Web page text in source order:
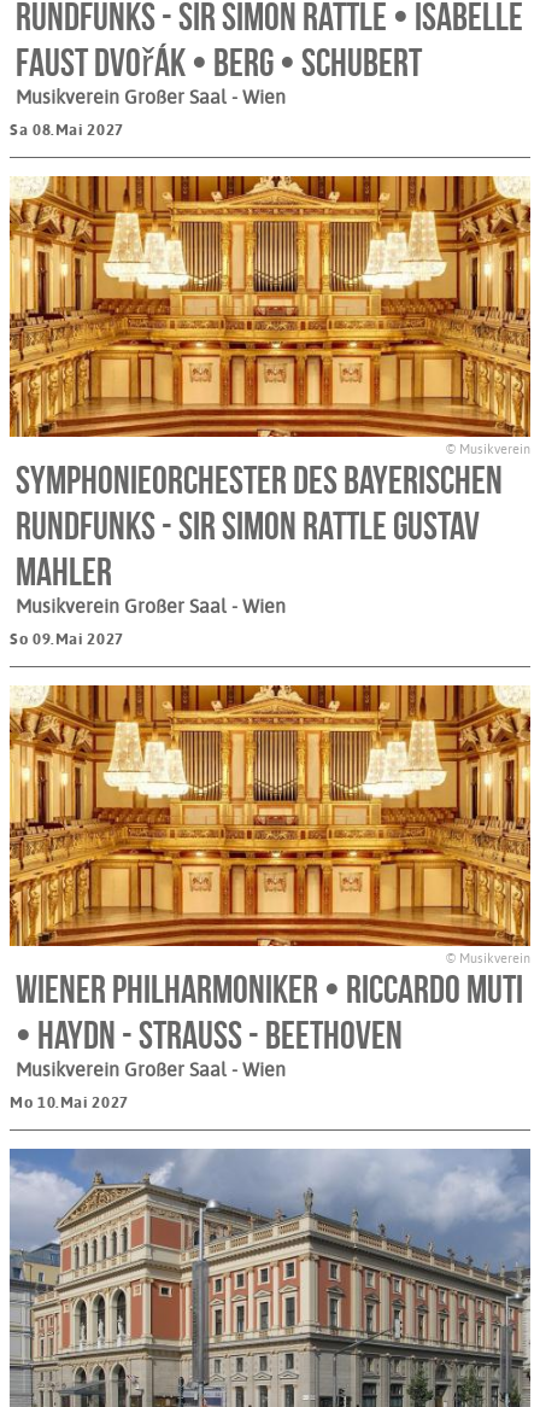
Rundfunks - Sir Simon Rattle • Isabelle
Faust Dvořák • Berg • Schubert
Musikverein Großer Saal - Wien
Sa 08.Mai 2027
© Musikverein
Symphonieorchester des Bayerischen
Rundfunks - Sir Simon Rattle Gustav
Mahler
Musikverein Großer Saal - Wien
So 09.Mai 2027
© Musikverein
Wiener Philharmoniker • Riccardo Muti
• Haydn - Strauss - Beethoven
Musikverein Großer Saal - Wien
Mo 10.Mai 2027